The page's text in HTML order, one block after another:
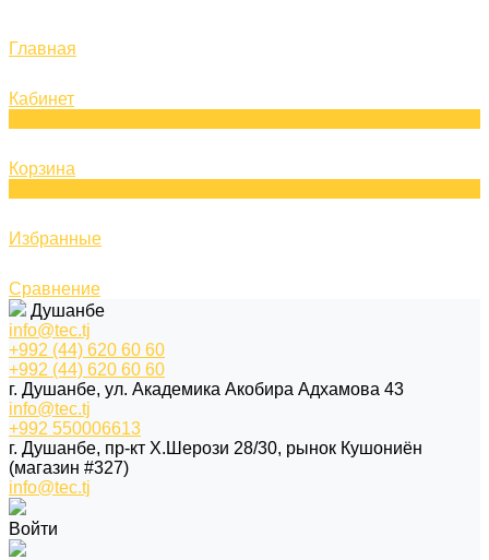
Главная
Кабинет
Корзина
Избранные
Сравнение
Душанбе
info@tec.tj
+992 (44) 620 60 60
+992 (44) 620 60 60
г. Душанбе, ул. Академика Акобира Адхамова 43
info@tec.tj
+992 550006613
г. Душанбе, пр-кт Х.Шерози 28/30, рынок Кушониён
(магазин #327)
info@tec.tj
Войти